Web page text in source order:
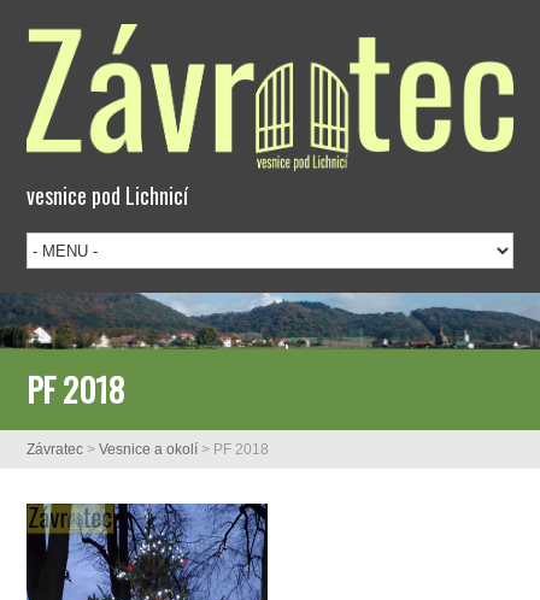
vesnice pod Lichnicí
PF 2018
Závratec >Vesnice a okolí > PF 2018